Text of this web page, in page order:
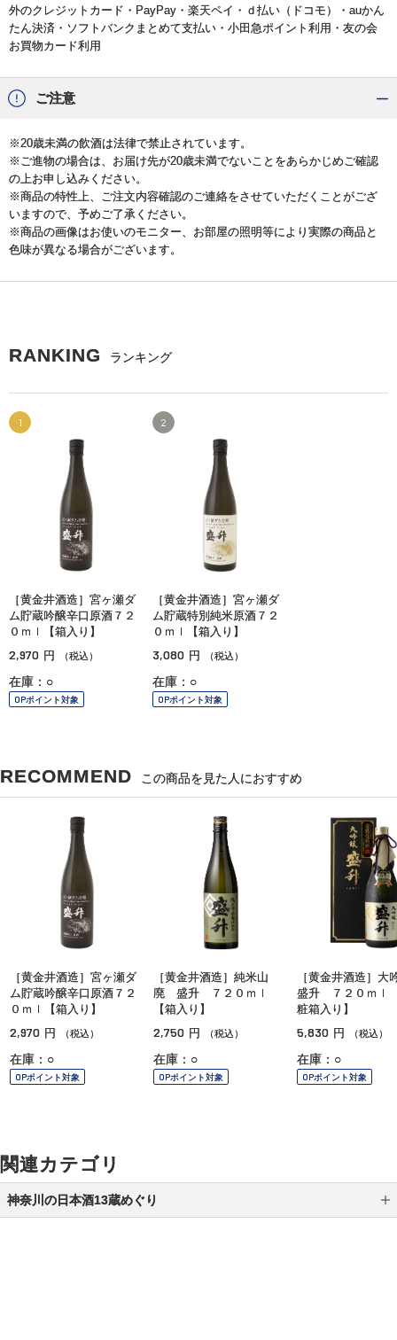
外のクレジットカード・PayPay・楽天ペイ・ｄ払い（ドコモ）・auかん
たん決済・ソフトバンクまとめて支払い・小田急ポイント利用・友の会
お買物カード利用
ご注意
※20歳未満の飲酒は法律で禁止されています。
※ご進物の場合は、お届け先が20歳未満でないことをあらかじめご確認
の上お申し込みください。
※商品の特性上、ご注文内容確認のご連絡をさせていただくことがござ
いますので、予めご了承ください。
※商品の画像はお使いのモニター、お部屋の照明等により実際の商品と
色味が異なる場合がございます。
RANKING ランキング
1
［黄金井酒造］宮ヶ瀬ダ
ム貯蔵吟醸辛口原酒７２
０ｍｌ【箱入り】
2,970 円 （税込）
在庫：○
OPポイント対象
2
［黄金井酒造］宮ヶ瀬ダ
ム貯蔵特別純米原酒７２
０ｍｌ【箱入り】
3,080 円 （税込）
在庫：○
OPポイント対象
RECOMMEND この商品を見た人におすすめ
［黄金井酒造］宮ヶ瀬ダ
ム貯蔵吟醸辛口原酒７２
０ｍｌ【箱入り】
2,970 円 （税込）
在庫：○
OPポイント対象
［黄金井酒造］純米山
廃 盛升 ７２０ｍｌ
【箱入り】
2,750 円 （税込）
在庫：○
OPポイント対象
［黄金井酒造］
盛升 ７２０ｍｌ
粧箱入り】
5,830 円 （税込）
在庫：○
OPポイント対象
関連カテゴリ
神奈川の日本酒13蔵めぐり